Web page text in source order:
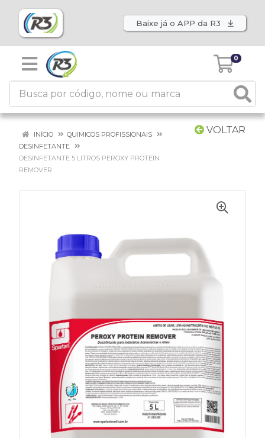
Baixe já o APP da R3
0
VOLTAR
INÍCIO
QUIMICOS PROFISSIONAIS
DESINFETANTE
DESINFETANTE 5 LITROS PEROXY PROTEIN
REMOVER